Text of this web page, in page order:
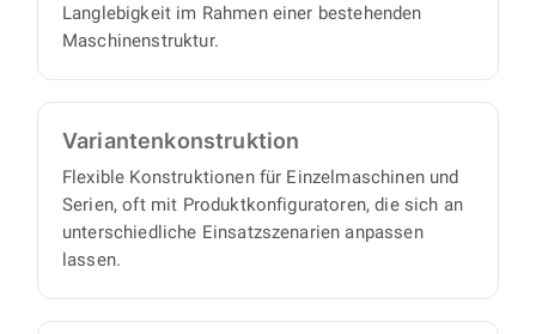
Langlebigkeit im Rahmen einer bestehenden
Maschinenstruktur.
Varianten­konstruktion
Flexible Konstruktionen für Einzelmaschinen und
Serien, oft mit Produktkonfiguratoren, die sich an
unterschiedliche Einsatzszenarien anpassen
lassen.